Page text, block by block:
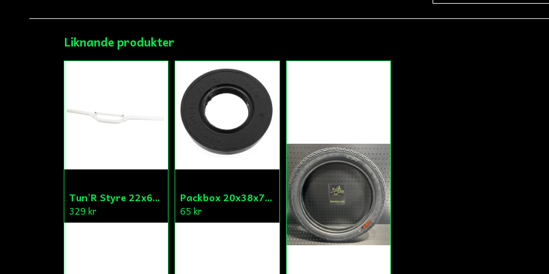
Liknande produkter
Tun'R Styre 22x630mm Vit
329 kr
Packbox 20x38x7 Vevparti Derbi (original)
65 kr